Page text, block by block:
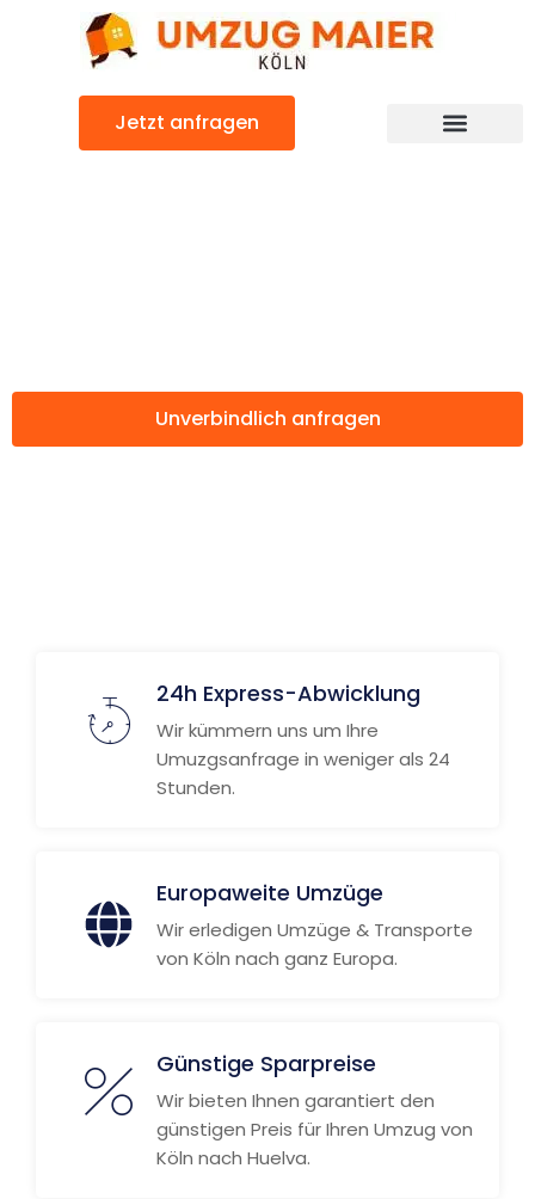
Jetzt anfragen
Unverbindlich anfragen
24h Express-Abwicklung
Wir kümmern uns um Ihre
Umuzgsanfrage in weniger als 24
Stunden.
Europaweite Umzüge
Wir erledigen Umzüge & Transporte
von Köln nach ganz Europa.
Günstige Sparpreise
Wir bieten Ihnen garantiert den
günstigen Preis für Ihren Umzug von
Köln nach Huelva.